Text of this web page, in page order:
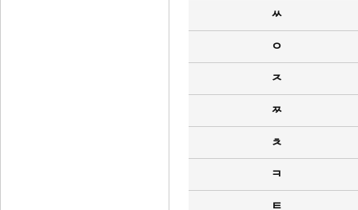
ㅆ
ㅇ
ㅈ
ㅉ
ㅊ
ㅋ
ㅌ